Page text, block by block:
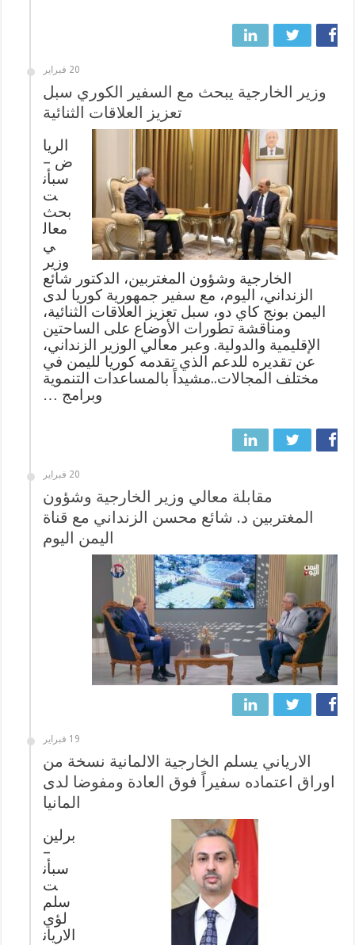
20 فبراير
وزير الخارجية يبحث مع السفير الكوري سبل
تعزيز العلاقات الثنائية
الريا
ض –
سبأن
ت
بحث
معال
ي
وزير
الخارجية وشؤون المغتربين، الدكتور شائع
الزنداني، اليوم، مع سفير جمهورية كوريا لدى
اليمن بونج كاي دو، سبل تعزيز العلاقات الثنائية،
ومناقشة تطورات الأوضاع على الساحتين
الإقليمية والدولية. وعبر معالي الوزير الزنداني،
عن تقديره للدعم الذي تقدمه كوريا لليمن في
مختلف المجالات..مشيداً بالمساعدات التنموية
وبرامج …
20 فبراير
مقابلة معالي وزير الخارجية وشؤون
المغتربين د. شائع محسن الزنداني مع قناة
اليمن اليوم
19 فبراير
الارياني يسلم الخارجية الالمانية نسخة من
اوراق اعتماده سفيراً فوق العادة ومفوضا لدى
المانيا
برلين
–
سبأن
ت
سلم
لؤي
الاريان